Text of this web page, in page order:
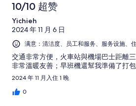
10/10 超赞
Yichieh
2024 年 11 月 6 日
满意：清洁度、员工和服务、服务设施、
交通非常方便，火車站與機場巴士距離
非常溫暖友善；早班機還幫我準備了打
2024 年 11 月入住 1 晚
0